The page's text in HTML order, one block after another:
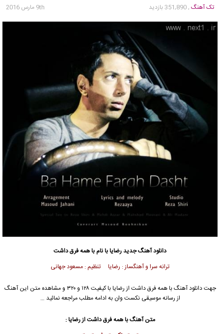
تک آهنگ , 351,890 بازدید 9th مارس 2016
دانلود آهنگ جدیدرضایابا نام با همه فرق داشت
ترانه سرا و آهنگساز : رضایا تنظیم : مسعود جهانی
جهت دانلود آهنگ با همه فرق داشت از رضایا
با کیفیت ۱۲۸ و ۳۲۰ و مشاهده متن این آهنگ
از رسانه موسیقی نکست وان به ادامه مطلب مراجعه نمائید …
متن آهنگ با همه فرق داشت ازرضایا: